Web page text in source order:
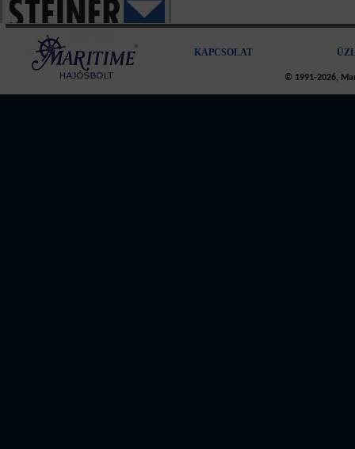
KAPCSOLAT
© 1991-2026,